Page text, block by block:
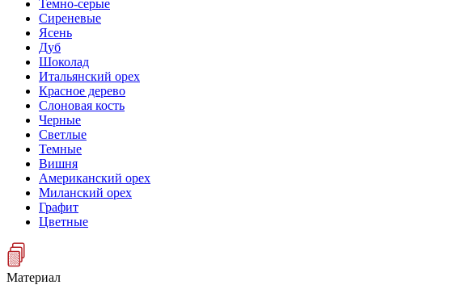
Темно-серые
Сиреневые
Ясень
Дуб
Шоколад
Итальянский орех
Красное дерево
Слоновая кость
Черные
Светлые
Темные
Вишня
Американский орех
Миланский орех
Графит
Цветные
Материал